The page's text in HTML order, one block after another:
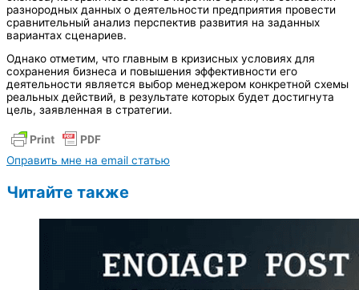
разнородных данных о деятельности предприятия провести
сравнительный анализ перспектив развития на заданных
вариантах сценариев.
Однако отметим, что главным в кризисных условиях для
сохранения бизнеса и повышения эффективности его
деятельности является выбор менеджером конкретной схемы
реальных действий, в результате которых будет достигнута
цель, заявленная в стратегии.
Оправить мне на email статью
Читайте также